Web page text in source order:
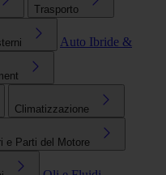
Trasporto
Auto Ibride &
Climatizzazione
e Parti del Motore